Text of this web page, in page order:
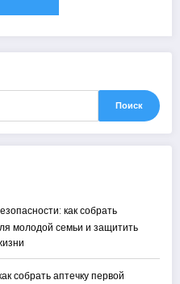
Поиск
как собрать
молодой семьи и защитить
собрать аптечку первой